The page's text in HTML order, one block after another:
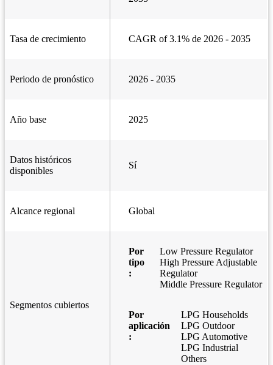
Tasa de crecimiento CAGR of 3.1% de 2026 - 2035
Periodo de pronóstico 2026 - 2035
Año base 2025
Datos históricos
disponibles
Sí
Alcance regional Global
Segmentos cubiertos
Por
tipo
:
Low Pressure Regulator
High Pressure Adjustable
Regulator
Middle Pressure Regulator
Por
aplicación
:
LPG Households
LPG Outdoor
LPG Automotive
LPG Industrial
Others